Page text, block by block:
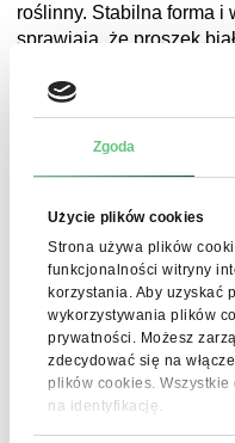
Zgoda
Użycie plików cookies
Strona używa plików
funkcjonalności witryny
korzystania. Aby uzyskać
wykorzystywania plików
prywatności. Możesz
zdecydować się na
plików cookies.
na identyfikację.
roślinny. Stabilna forma i
sprawiają, że proszek
Przechowywanie
Proszek białkowy
w chłodnym (poniżej
65%) i dobrze
zamkniętych
zapachów i szkodników.